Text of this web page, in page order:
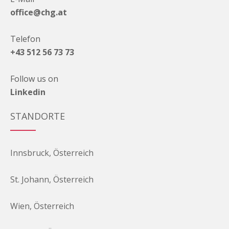
office@chg.at
Telefon
+43 512 56 73 73
Follow us on
Linkedin
STANDORTE
Innsbruck, Österreich
St. Johann, Österreich
Wien, Österreich